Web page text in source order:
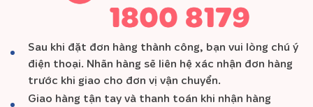
Sau khi đặt đơn hàng thành công, bạn vui lòng chú ý
điện thoại. Nhãn hàng sẽ liên hệ xác nhận đơn hàng
trước khi giao cho đơn vị vận chuyển.
Giao hàng tận tay và thanh toán khi nhận hàng